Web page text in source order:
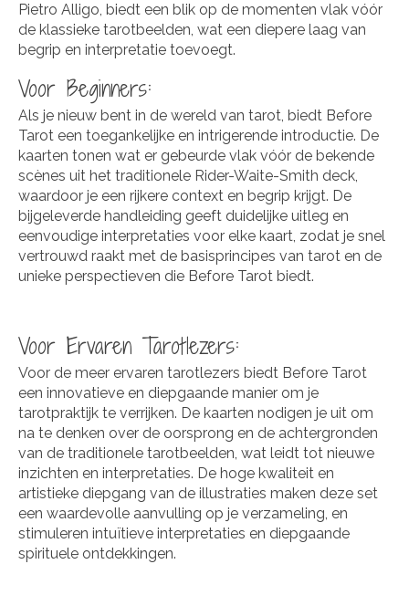
Pietro Alligo, biedt een blik op de momenten vlak vóór
de klassieke tarotbeelden, wat een diepere laag van
begrip en interpretatie toevoegt.
Voor Beginners:
Als je nieuw bent in de wereld van tarot, biedt Before
Tarot een toegankelijke en intrigerende introductie. De
kaarten tonen wat er gebeurde vlak vóór de bekende
scènes uit het traditionele Rider-Waite-Smith deck,
waardoor je een rijkere context en begrip krijgt. De
bijgeleverde handleiding geeft duidelijke uitleg en
eenvoudige interpretaties voor elke kaart, zodat je snel
vertrouwd raakt met de basisprincipes van tarot en de
unieke perspectieven die Before Tarot biedt.
Voor Ervaren Tarotlezers:
Voor de meer ervaren tarotlezers biedt Before Tarot
een innovatieve en diepgaande manier om je
tarotpraktijk te verrijken. De kaarten nodigen je uit om
na te denken over de oorsprong en de achtergronden
van de traditionele tarotbeelden, wat leidt tot nieuwe
inzichten en interpretaties. De hoge kwaliteit en
artistieke diepgang van de illustraties maken deze set
een waardevolle aanvulling op je verzameling, en
stimuleren intuïtieve interpretaties en diepgaande
spirituele ontdekkingen.